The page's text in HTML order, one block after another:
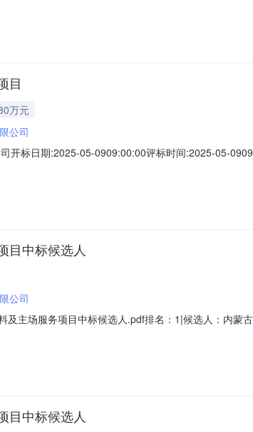
行了相关报批及备案等手续，招标人为北京中油展览
目
万元
公司
开标日期:2025-05-0909:00:00评标时间:2025-05-
目中标候选人
公司
主场服务项目中标候选人.pdf排名：1|候选人：内蒙
目中标候选人